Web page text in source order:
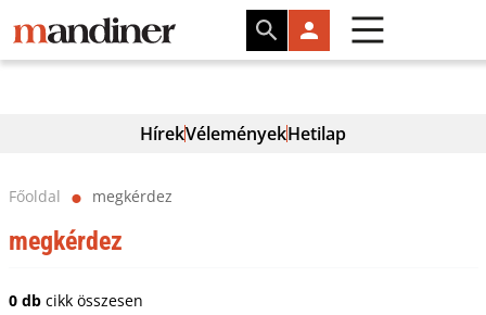
HírekVéleményekHetilap
Főoldal ⬤ megkérdez
megkérdez
0 dbcikk összesen